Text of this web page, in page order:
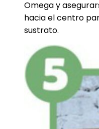
Omega y
hacia el centro
sustrato.